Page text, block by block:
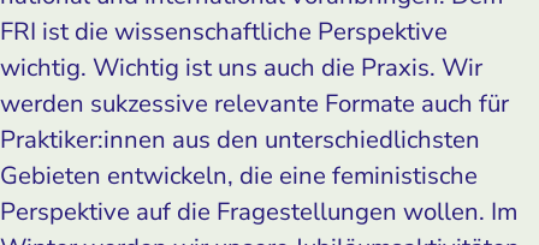
FRI ist die wissenschaftliche Perspektive
wichtig. Wichtig ist uns auch die Praxis. Wir
werden sukzessive relevante Formate auch für
Praktiker:innen aus den unterschiedlichsten
Gebieten entwickeln, die eine feministische
Perspektive auf die Fragestellungen wollen. Im